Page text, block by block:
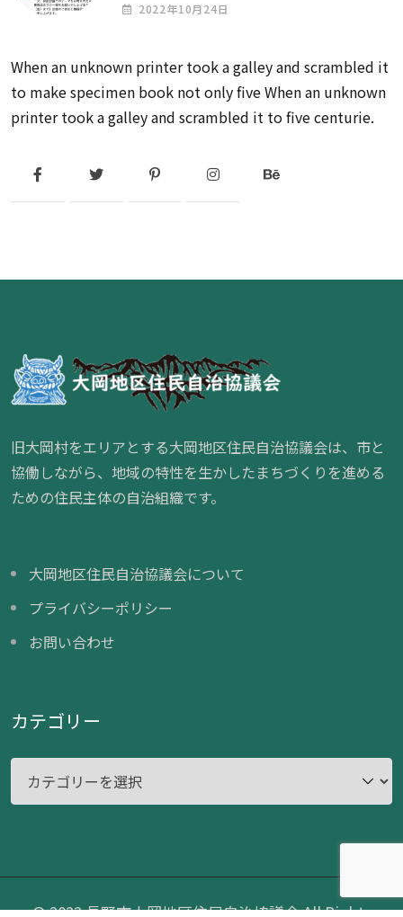
2022年10月24日
When an unknown printer took a galley and scrambled it
to make specimen book not only five When an unknown
printer took a galley and scrambled it to five centurie.
旧大岡村をエリアとする大岡地区住民自治協議会は、市と
協働しながら、地域の特性を生かしたまちづくりを進める
ための住民主体の自治組織です。
大岡地区住民自治協議会について
プライバシーポリシー
お問い合わせ
カテゴリー
© 2022長野市大岡地区住民自治協議会All Rights